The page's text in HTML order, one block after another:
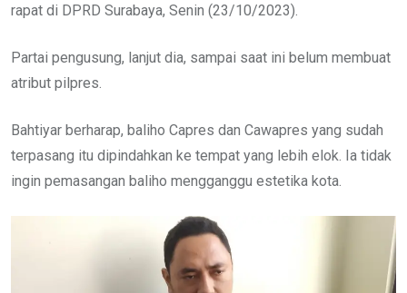
rapat di DPRD Surabaya, Senin (23/10/2023).
Partai pengusung, lanjut dia, sampai saat ini belum membuat
atribut pilpres.
Bahtiyar berharap, baliho Capres dan Cawapres yang sudah
terpasang itu dipindahkan ke tempat yang lebih elok. Ia tidak
ingin pemasangan baliho mengganggu estetika kota.